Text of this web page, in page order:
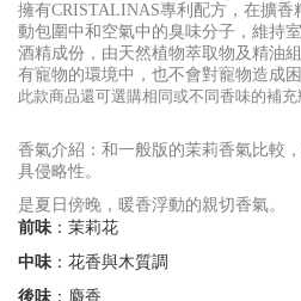
擁有CRISTALINAS專利配方，在擴香
動包圍中和空氣中的臭味分子，維持
酒精成份，由天然植物萃取物及精油
有寵物的環境中，也不會對寵物造成
此款商品還可選購相同或不同香味的補充
香氣介紹：和一般版的茉莉香氣比較
具侵略性。
是夏日傍晚，暖香浮動的親切香氣。
前味：茉莉花
中味：花香與木質調
後味：麝香